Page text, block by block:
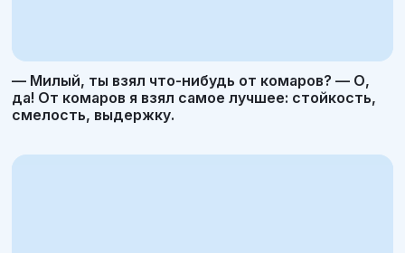
— Милый, ты взял что-нибудь от комаров? — О,
да! От комаров я взял самое лучшее: стойкость,
смелость, выдержку.